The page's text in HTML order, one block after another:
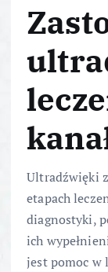
Ultradźwięki
etapach
diagnostyki,
ich
jest pomoc w